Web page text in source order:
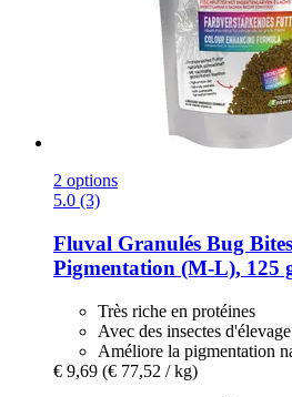
2 options
5.0 (3)
Fluval Granulés Bug
Pigmentation (M-​L), 125
Très riche en protéines
Avec des insectes
Améliore la pigmentation
€ 9,69 (€ 77,52 / kg)